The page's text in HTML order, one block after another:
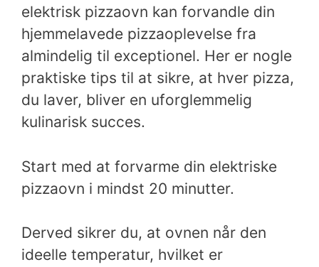
elektrisk pizzaovn kan forvandle din
hjemmelavede pizzaoplevelse fra
almindelig til exceptionel. Her er nogle
praktiske tips til at sikre, at hver pizza,
du laver, bliver en uforglemmelig
kulinarisk succes.
Start med at forvarme din elektriske
pizzaovn i mindst 20 minutter.
Derved sikrer du, at ovnen når den
ideelle temperatur, hvilket er